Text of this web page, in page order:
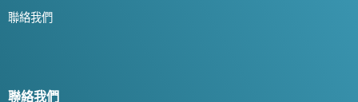
聯絡我們
聯絡我們